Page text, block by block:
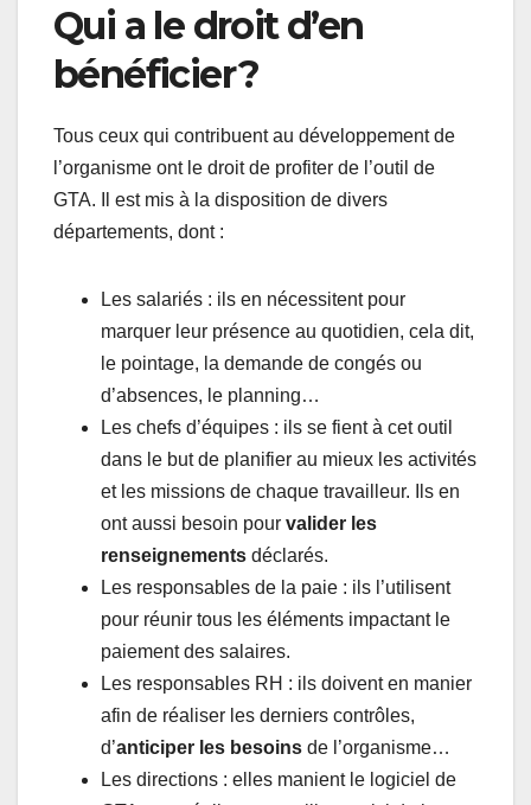
Qui a le droit d’en
bénéficier ?
Tous ceux qui contribuent au développement de
l’organisme ont le droit de profiter de l’outil de
GTA. Il est mis à la disposition de divers
départements, dont :
Les salariés : ils en nécessitent pour
marquer leur présence au quotidien, cela dit,
le pointage, la demande de congés ou
d’absences, le planning…
Les chefs d’équipes : ils se fient à cet outil
dans le but de planifier au mieux les activités
et les missions de chaque travailleur. Ils en
ont aussi besoin pour valider les
renseignements déclarés.
Les responsables de la paie : ils l’utilisent
pour réunir tous les éléments impactant le
paiement des salaires.
Les responsables RH : ils doivent en manier
afin de réaliser les derniers contrôles,
d’anticiper les besoins de l’organisme…
Les directions : elles manient le logiciel de